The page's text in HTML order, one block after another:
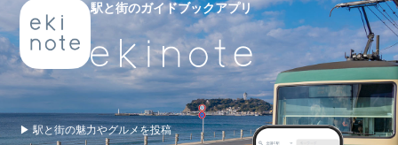
駅と街のガイドブックアプリ
▶ 駅と街の魅力やグルメを投稿